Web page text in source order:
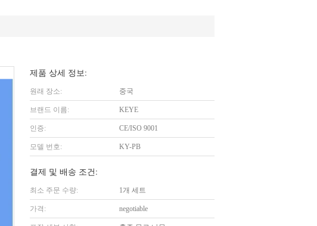
제품 상세 정보:
원래 장소: 중국
브랜드 이름: KEYE
인증: CE/ISO 9001
모델 번호: KY-PB
결제 및 배송 조건:
최소 주문 수량: 1개 세트
가격: negotiable